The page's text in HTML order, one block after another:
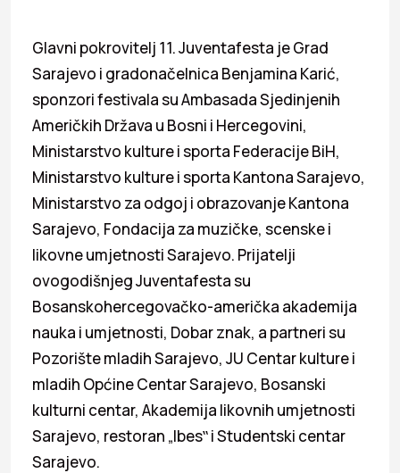
Glavni pokrovitelj 11. Juventafesta je Grad
Sarajevo i gradonačelnica Benjamina Karić,
sponzori festivala su Ambasada Sjedinjenih
Američkih Država u Bosni i Hercegovini,
Ministarstvo kulture i sporta Federacije BiH,
Ministarstvo kulture i sporta Kantona Sarajevo,
Ministarstvo za odgoj i obrazovanje Kantona
Sarajevo, Fondacija za muzičke, scenske i
likovne umjetnosti Sarajevo. Prijatelji
ovogodišnjeg Juventafesta su
Bosanskohercegovačko-američka akademija
nauka i umjetnosti, Dobar znak, a partneri su
Pozorište mladih Sarajevo, JU Centar kulture i
mladih Općine Centar Sarajevo, Bosanski
kulturni centar, Akademija likovnih umjetnosti
Sarajevo, restoran „Ibes‟ i Studentski centar
Sarajevo.